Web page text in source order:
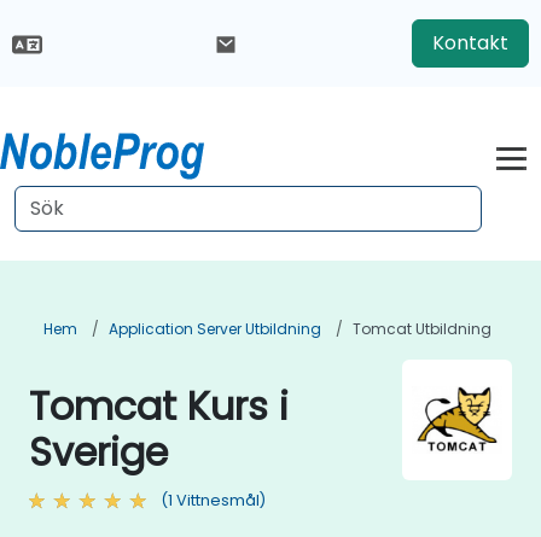
Kontakt
Hem Application Server Utbildning Tomcat Utbildning
Tomcat Kurs i
Sverige
(1 Vittnesmål)